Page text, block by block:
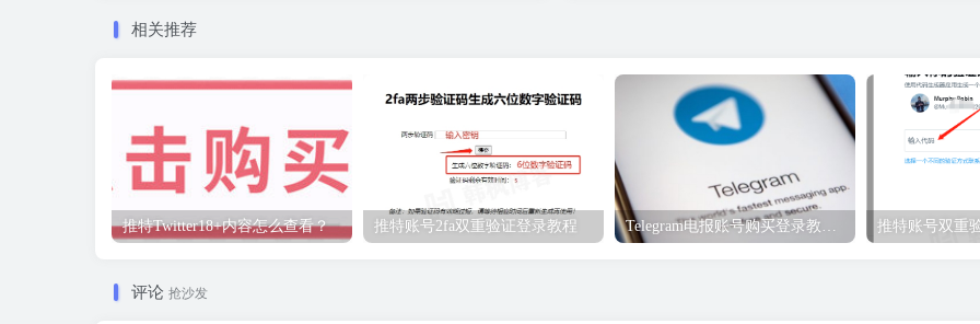
相关推荐
推特Twitter18+内容怎么查看？ 推特账号2fa双重验证登录教程 推特账号双重
评论 抢沙发